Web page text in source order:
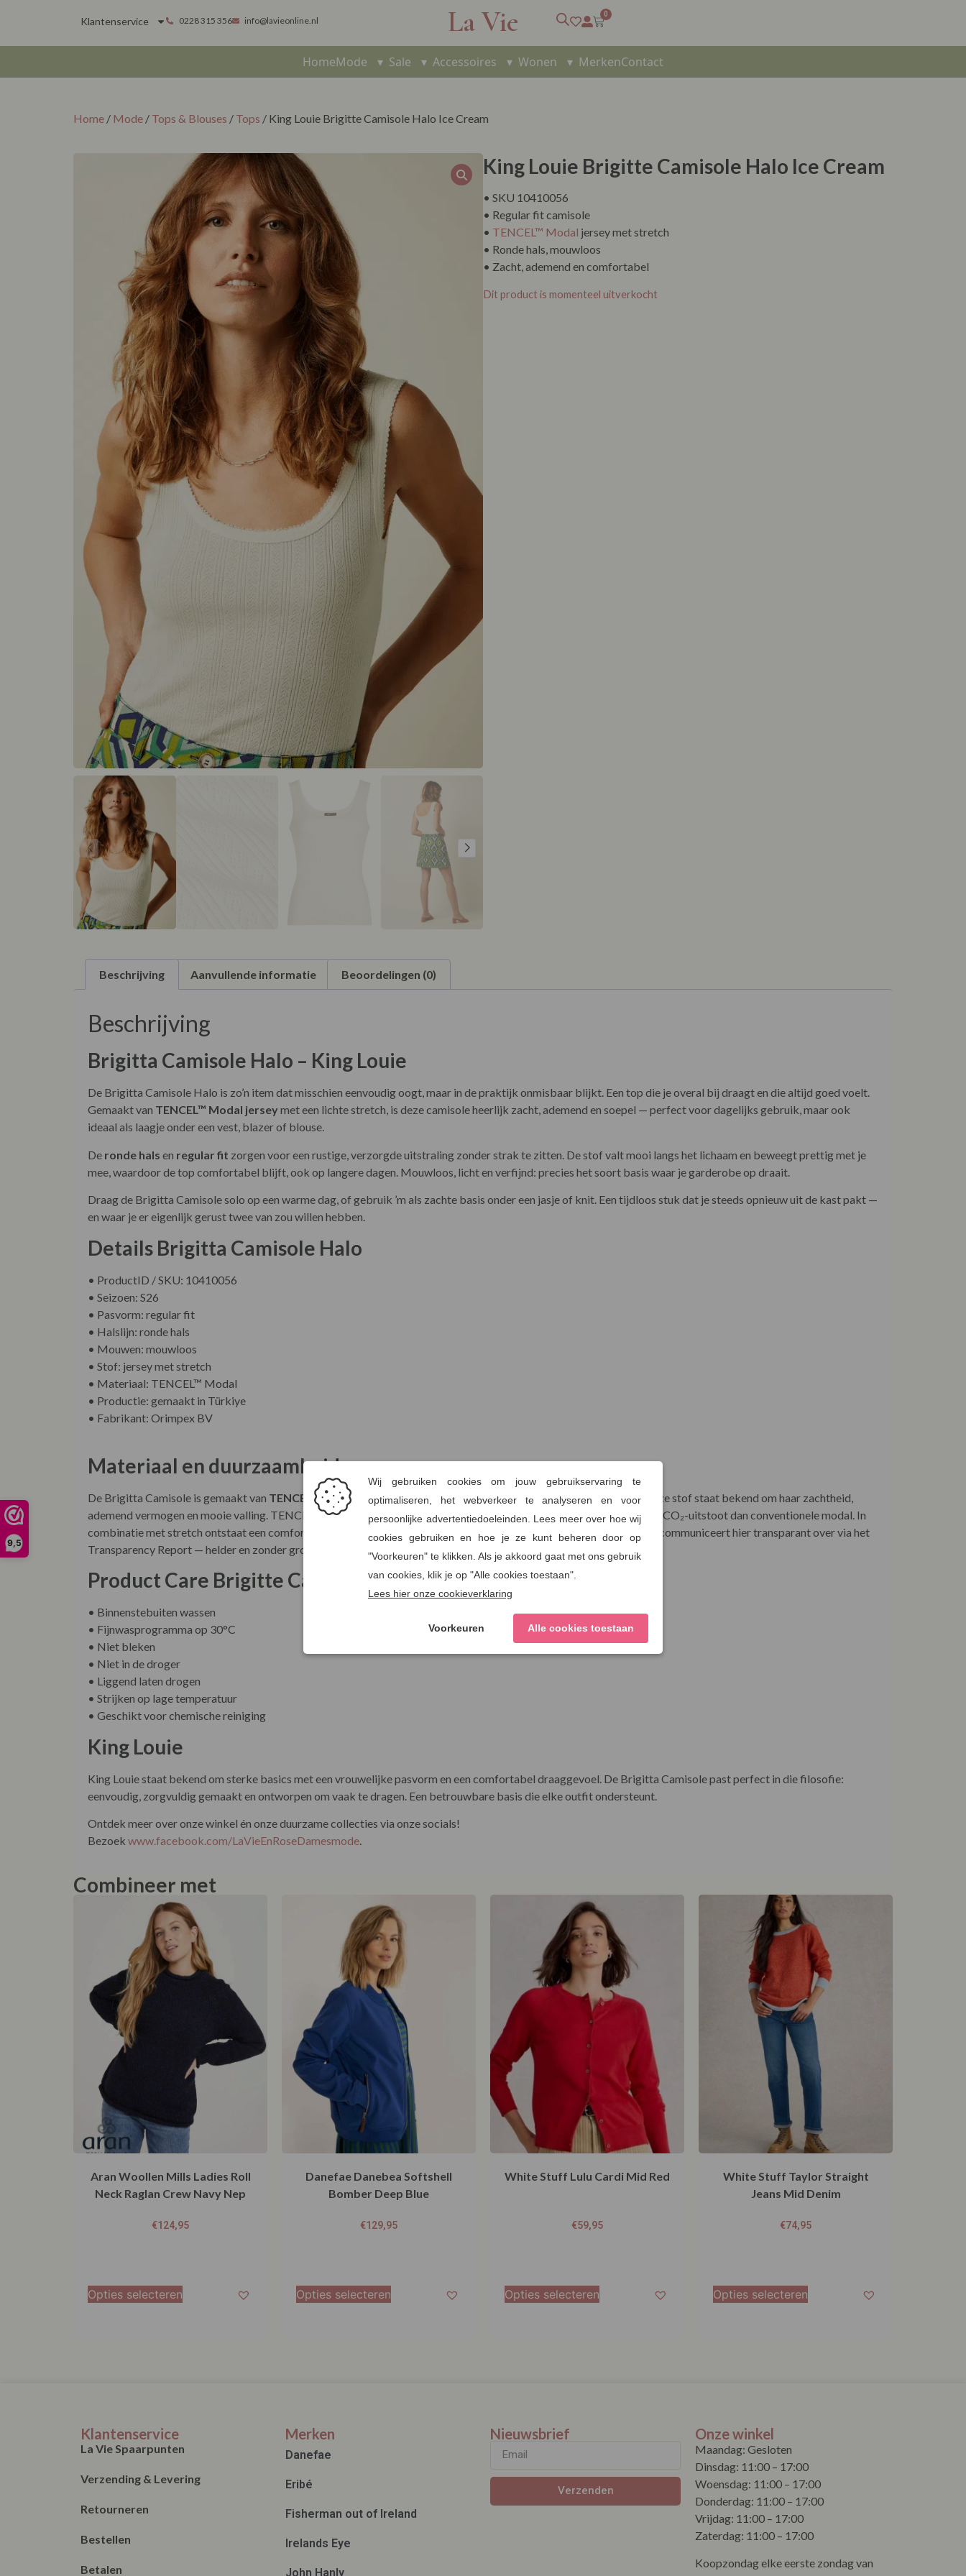
9,5
Klantenservice 0228 315 356 info@lavieonline.nl La Vie 0
HomeMode ▾ Sale ▾ Accessoires ▾ Wonen ▾ MerkenContact
Home / Mode / Tops & Blouses / Tops / King Louie Brigitte Camisole Halo Ice Cream
King Louie Brigitte Camisole Halo Ice Cream
• SKU 10410056
• Regular fit camisole
• TENCEL™ Modal jersey met stretch
• Ronde hals, mouwloos
• Zacht, ademend en comfortabel
Dit product is momenteel uitverkocht
Beschrijving Aanvullende informatie Beoordelingen (0)
Beschrijving
Brigitta Camisole Halo – King Louie
De Brigitta Camisole Halo is zo’n item dat misschien eenvoudig oogt, maar in de praktijk onmisbaar blijkt. Een top die je overal bij draagt en die altijd goed voelt.
Gemaakt van TENCEL™ Modal jersey met een lichte stretch, is deze camisole heerlijk zacht, ademend en soepel — perfect voor dagelijks gebruik, maar ook
ideaal als laagje onder een vest, blazer of blouse.
De ronde hals en regular fit zorgen voor een rustige, verzorgde uitstraling zonder strak te zitten. De stof valt mooi langs het lichaam en beweegt prettig met je
mee, waardoor de top comfortabel blijft, ook op langere dagen. Mouwloos, licht en verfijnd: precies het soort basis waar je garderobe op draait.
Draag de Brigitta Camisole solo op een warme dag, of gebruik ’m als zachte basis onder een jasje of knit. Een tijdloos stuk dat je steeds opnieuw uit de kast pakt —
en waar je er eigenlijk gerust twee van zou willen hebben.
Details Brigitta Camisole Halo
• ProductID / SKU: 10410056
• Seizoen: S26
• Pasvorm: regular fit
• Halslijn: ronde hals
• Mouwen: mouwloos
• Stof: jersey met stretch
• Materiaal: TENCEL™ Modal
• Productie: gemaakt in Türkiye
• Fabrikant: Orimpex BV
Materiaal en duurzaamheid
De Brigitta Camisole is gemaakt van TENCEL™ Modal
, een vezel afkomstig van hout uit gecontroleerde bronnen. Deze stof staat bekend om haar zachtheid,
ademend vermogen en mooie valling. TENCEL™ Modal wordt geproduceerd met aanzienlijk minder waterverbruik en CO₂-uitstoot dan conventionele modal. In
combinatie met stretch ontstaat een comfortabele, duurzame jersey die prettig draagt en lang mooi blijft. King Louie communiceert hier transparant over via het
Transparency Report — helder en zonder grote woorden.
Product Care Brigitte Camisole Halo Ice Cream
• Binnenstebuiten wassen
• Fijnwasprogramma op 30°C
• Niet bleken
• Niet in de droger
• Liggend laten drogen
• Strijken op lage temperatuur
• Geschikt voor chemische reiniging
King Louie
King Louie staat bekend om sterke basics met een vrouwelijke pasvorm en een comfortabel draaggevoel. De Brigitta Camisole past perfect in die filosofie:
eenvoudig, zorgvuldig gemaakt en ontworpen om vaak te dragen. Een betrouwbare basis die elke outfit ondersteunt.
Ontdek meer over onze winkel én onze duurzame collecties via onze socials!
Bezoek www.facebook.com/LaVieEnRoseDamesmode.
Combineer met
Aran Woollen Mills Ladies Roll
Neck Raglan Crew Navy Nep
€124,95
Opties selecteren
Danefae Danebea Softshell
Bomber Deep Blue
€129,95
Opties selecteren
White Stuff Lulu Cardi Mid Red
€59,95
Opties selecteren
White Stuff Taylor Straight
Jeans Mid Denim
€74,95
Opties selecteren
Klantenservice
La Vie Spaarpunten
Verzending & Levering
Retourneren
Bestellen
Betalen
Merken
Danefae
Eribé
Fisherman out of Ireland
Irelands Eye
John Hanly
Nieuwsbrief
Verzenden
Onze winkel
Maandag: Gesloten
Dinsdag: 11:00 – 17:00
Woensdag: 11:00 – 17:00
Donderdag: 11:00 – 17:00
Vrijdag: 11:00 – 17:00
Zaterdag: 11:00 – 17:00
Koopzondag elke eerste zondag van